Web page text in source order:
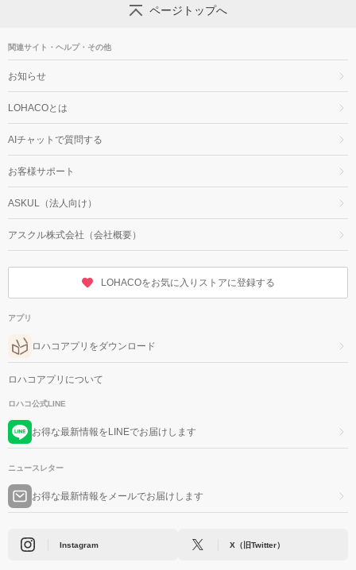
ページトップへ
関連サイト・ヘルプ・その他
お知らせ
LOHACOとは
AIチャットで質問する
お客様サポート
ASKUL（法人向け）
アスクル株式会社（会社概要）
LOHACOをお気に入りストアに登録する
アプリ
ロハコアプリをダウンロード
ロハコアプリについて
ロハコ公式LINE
お得な最新情報をLINEでお届けします
ニュースレター
お得な最新情報をメールでお届けします
Instagram X（旧Twitter）